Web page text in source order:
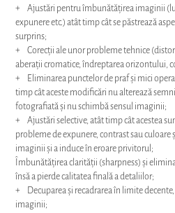
+ Ajustări pentru îmbunătățirea imaginii
expunere etc.) atât timp cât se păstrează
surprins;
+ Corecții ale unor probleme tehnice
aberații cromatice, îndreptarea orizontului,
+ Eliminarea punctelor de praf și mici
timp cât aceste modificări nu alterează
fotografiată și nu schimbă sensul imaginii;
+ Ajustări selective, atât timp cât acestea
probleme de expunere, contrast sau culoare
imaginii și a induce în eroare privitorul;
Îmbunătățirea clarității (sharpness) și
însă a pierde calitatea finală a detaliilor;
+ Decuparea și recadrarea în limite
imaginii;